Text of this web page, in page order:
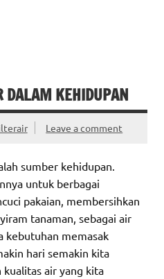
DALAM KEHIDUPAN
Leave a comment
sumber kehidupan.
untuk berbagai
pakaian, membersihkan
tanaman, sebagai air
kebutuhan memasak
hari semakin kita
air yang kita